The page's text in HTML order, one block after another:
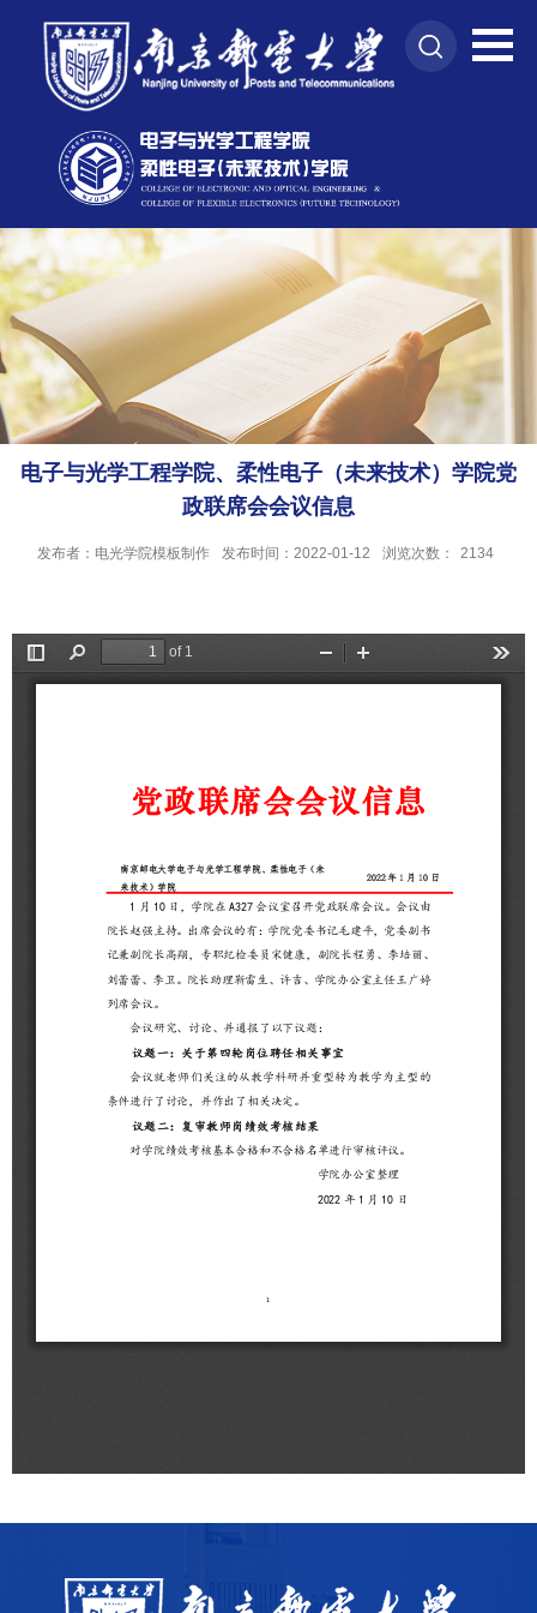
电子与光学工程学院、柔性电子（未来技术）学院党
政联席会会议信息
发布者：电光学院模板制作 发布时间：2022-01-12 浏览次数： 2134